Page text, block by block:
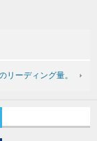
リーディング量。